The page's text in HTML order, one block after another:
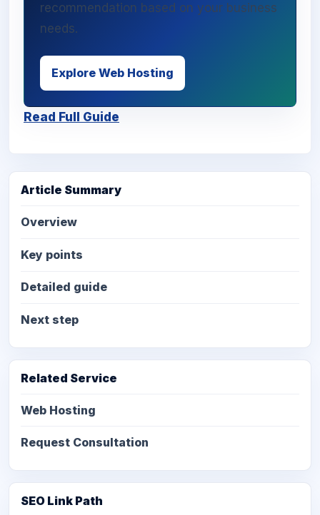
recommendation based on your business
needs.
Explore Web Hosting
Read Full Guide
Article Summary
Overview
Key points
Detailed guide
Next step
Related Service
Web Hosting
Request Consultation
SEO Link Path